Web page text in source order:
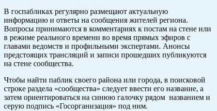
В госпабликах регулярно размещают актуальную
информацию и ответы на сообщения жителей региона.
Вопросы принимаются в комментариях к постам на стене или
в режиме реального времени во время прямых эфиров с
главами ведомств и профильными экспертами. Анонсы
предстоящих трансляций и записи прошедших публикуются
на стене сообщества.
Чтобы найти паблик своего района или города, в поисковой
строке раздела «сообщества» следует ввести его название, а
затем ориентироваться на синюю галочку рядом названием и
серую подпись «Госорганизация» под ним.